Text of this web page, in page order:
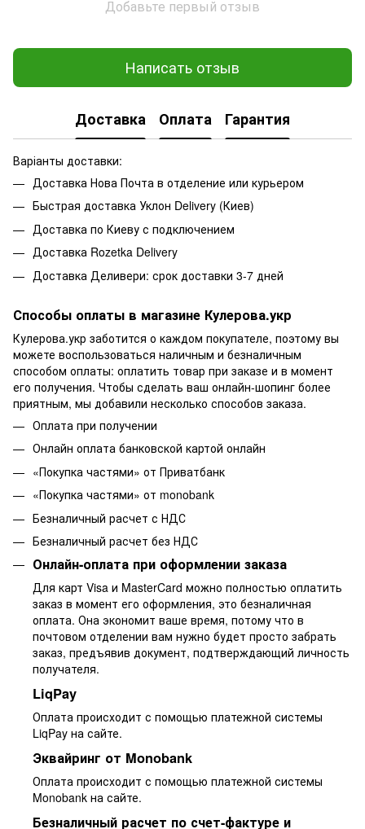
Добавьте первый отзыв
Написать отзыв
Доставка Оплата Гарантия
Варіанты доставки:
Доставка Нова Почта в отделение или курьером
Быстрая доставка Уклон Delivery (Киев)
Доставка по Киеву с подключением
Доставка Rozetka Delivery
Доставка Деливери: срок доставки 3-7 дней
Способы оплаты в магазине Кулерова.укр
Кулерова.укр заботится о каждом покупателе, поэтому вы
можете воспользоваться наличным и безналичным
способом оплаты: оплатить товар при заказе и в момент
его получения. Чтобы сделать ваш онлайн-шопинг более
приятным, мы добавили несколько способов заказа.
Оплата при получении
Онлайн оплата банковской картой онлайн
«Покупка частями» от Приватбанк
«Покупка частями» от monobank
Безналичный расчет с НДС
Безналичный расчет без НДС
Онлайн-оплата при оформлении заказа
Для карт Visa и MasterCard можно полностью оплатить
заказ в момент его оформления, это безналичная
оплата. Она экономит ваше время, потому что в
почтовом отделении вам нужно будет просто забрать
заказ, предъявив документ, подтверждающий личность
получателя.
LiqPay
Оплата происходит с помощью платежной системы
LiqPay на сайте.
Эквайринг от Monobank
Оплата происходит с помощью платежной системы
Monobank на сайте.
Безналичный расчет по счет-фактуре и